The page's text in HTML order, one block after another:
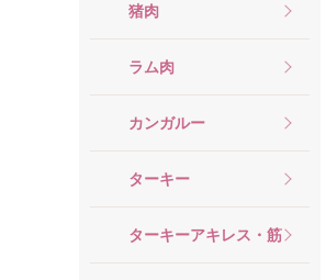
猪肉
ラム肉
カンガルー
ターキー
ターキーアキレス・筋